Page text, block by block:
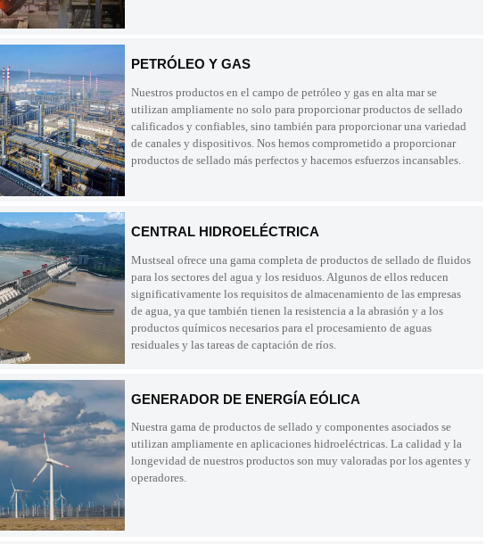
PETRÓLEO Y GAS
Nuestros productos en el campo de petróleo y gas en alta mar se
utilizan ampliamente no solo para proporcionar productos de sellado
calificados y confiables, sino también para proporcionar una variedad
de canales y dispositivos. Nos hemos comprometido a proporcionar
productos de sellado más perfectos y hacemos esfuerzos incansables.
CENTRAL HIDROELÉCTRICA
Mustseal ofrece una gama completa de productos de sellado de fluidos
para los sectores del agua y los residuos. Algunos de ellos reducen
significativamente los requisitos de almacenamiento de las empresas
de agua, ya que también tienen la resistencia a la abrasión y a los
productos químicos necesarios para el procesamiento de aguas
residuales y las tareas de captación de ríos.
GENERADOR DE ENERGÍA EÓLICA
Nuestra gama de productos de sellado y componentes asociados se
utilizan ampliamente en aplicaciones hidroeléctricas. La calidad y la
longevidad de nuestros productos son muy valoradas por los agentes y
operadores.